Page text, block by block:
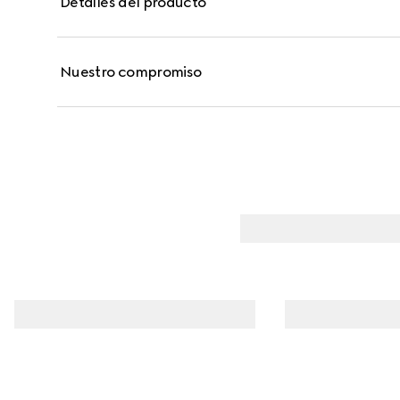
calor, la humedad, el sudor y el agua. Se distribuye
Nuestro compromiso